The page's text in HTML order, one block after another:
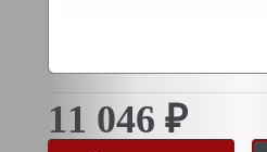
11 046 ₽